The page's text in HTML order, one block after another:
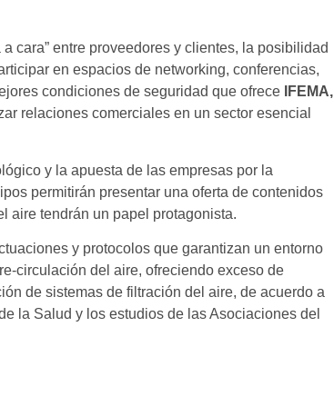
cara” entre proveedores y clientes, la posibilidad
en espacios de networking, conferencias,
condiciones de seguridad que ofrece
IFEMA,
relaciones comerciales en un sector esencial
y la apuesta de las empresas por la
permitirán presentar una oferta de contenidos
aire tendrán un papel protagonista.
y protocolos que garantizan un entorno
circulación del aire, ofreciendo exceso de
de sistemas de filtración del aire, de acuerdo a
la Salud y los estudios de las Asociaciones del